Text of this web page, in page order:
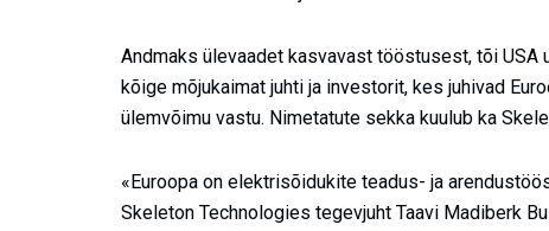
Andmaks ülevaadet kasvavast tööstusest, tõi
kõige mõjukaimat juhti ja investorit, kes juhivad
ülemvõimu vastu. Nimetatute sekka kuulub ka
«Euroopa on elektrisõidukite teadus- ja
Skeleton Technologies tegevjuht Taavi Madiberk